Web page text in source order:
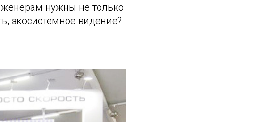
нужны не только
экосистемное видение?